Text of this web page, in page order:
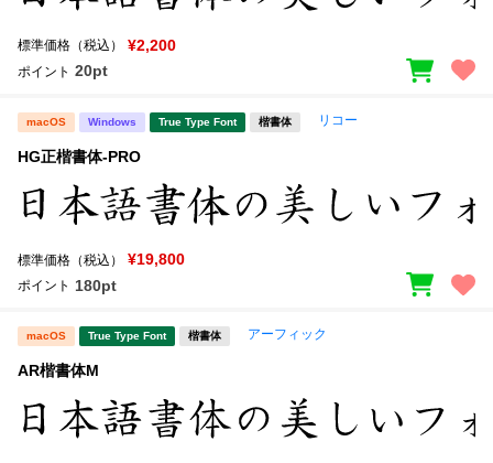
標準価格（税込） ¥2,200
ポイント 20pt
macOS Windows True Type Font 楷書体 リコー
HG正楷書体-PRO
標準価格（税込） ¥19,800
ポイント 180pt
macOS True Type Font 楷書体 アーフィック
AR楷書体M